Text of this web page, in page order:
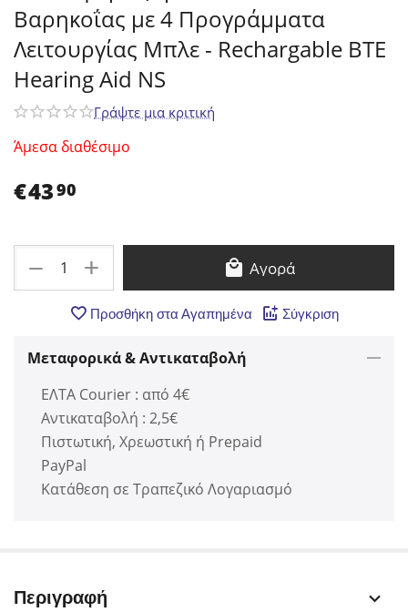
Βαρηκοΐας με 4 Προγράμματα
Λειτουργίας Μπλε - Rechargable BTE
Hearing Aid NS
Γράψτε μια κριτική
Άμεσα διαθέσιμο
€4390
+
− Αγορά
Προσθήκη στα Αγαπημένα Σύγκριση
Μεταφορικά & Αντικαταβολή
ΕΛΤΑ Courier : από 4€
Αντικαταβολή : 2,5€
Πιστωτική, Χρεωστική ή Prepaid
PayPal
Κατάθεση σε Τραπεζικό Λογαριασμό
Περιγραφή